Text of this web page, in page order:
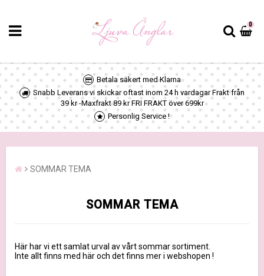
0
Betala säkert med Klarna
Snabb Leverans vi skickar oftast inom 24 h vardagar Frakt från
39 kr -Maxfrakt 89 kr FRI FRAKT över 699kr
Personlig Service !
SOMMAR TEMA
SOMMAR TEMA
Här har vi ett samlat urval av vårt sommar sortiment.
Inte allt finns med här och det finns mer i webshopen !